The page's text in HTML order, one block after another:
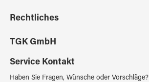
Rechtliches
TGK GmbH
Service Kontakt
Haben Sie Fragen, Wünsche oder Vorschläge?